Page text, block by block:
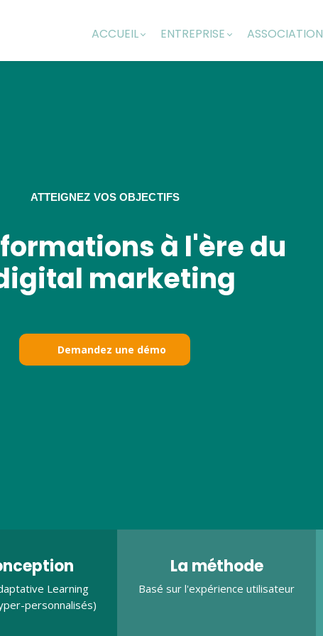
ACCUEIL ENTREPRISE ASSOCIATION
ATTEIGNEZ VOS OBJECTIFS
à l'ère du
marketing
Demandez une démo
Learning
personnalisés)
La méthode
Basé sur l'expérience utilisateur